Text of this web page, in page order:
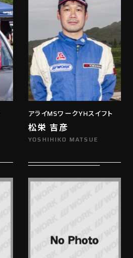
アライMSワークYHスイフト
松栄 吉彦
YOSHIHIKO MATSUE